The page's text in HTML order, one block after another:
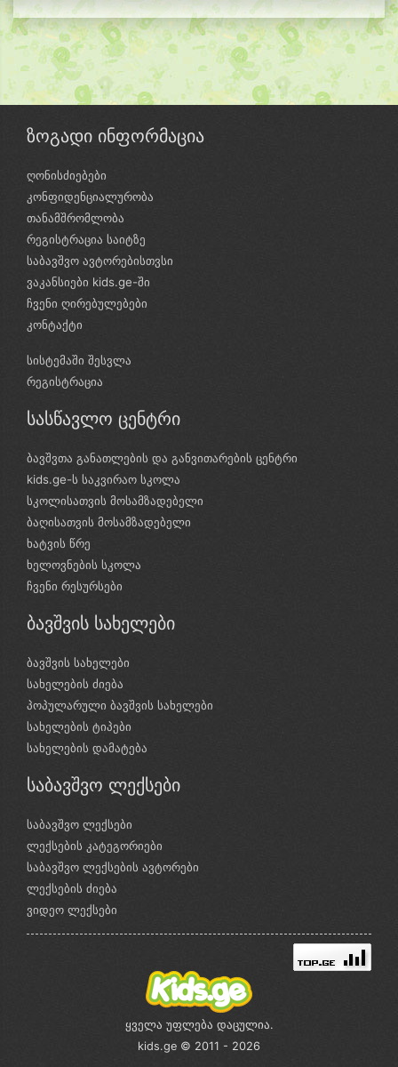
ზოგადი ინფორმაცია
ღონისძიებები
კონფიდენციალურობა
თანამშრომლობა
რეგისტრაცია საიტზე
საბავშვო ავტორებისთვსი
ვაკანსიები kids.ge-ში
ჩვენი ღირებულებები
კონტაქტი
სისტემაში შესვლა
რეგისტრაცია
სასწავლო ცენტრი
ბავშვთა განათლების და განვითარების ცენტრი
kids.ge-ს საკვირაო სკოლა
სკოლისათვის მოსამზადებელი
ბაღისათვის მოსამზადებელი
ხატვის წრე
ხელოვნების სკოლა
ჩვენი რესურსები
ბავშვის სახელები
ბავშვის სახელები
სახელების ძიება
პოპულარული ბავშვის სახელები
სახელების ტიპები
სახელების დამატება
საბავშვო ლექსები
საბავშვო ლექსები
ლექსების კატეგორიები
საბავშვო ლექსების ავტორები
ლექსების ძიება
ვიდეო ლექსები
ყველა უფლება დაცულია.
kids.ge © 2011 - 2026